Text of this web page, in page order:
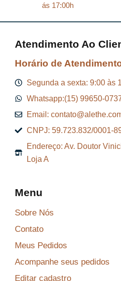
ás 17:00h
Atendimento Ao
Horário de
Segunda a sexta: 9:00 às
Whatsapp:(15) 99650-
Email:
CNPJ: 59.723.832/0001-
Endereço: Av. Doutor
Loja A
Menu
Sobre Nós
Contato
Meus Pedidos
Acompanhe seus pedidos
Editar cadastro